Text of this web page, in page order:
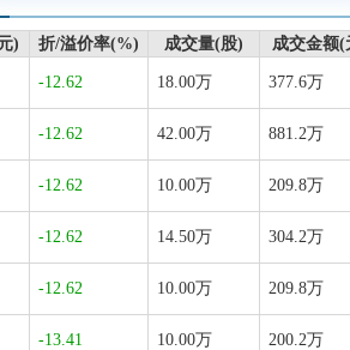
) 折/溢价率(%) 成交量(股) 成交金额(
-12.62 18.00万 377.6万
-12.62 42.00万 881.2万
-12.62 10.00万 209.8万
-12.62 14.50万 304.2万
-12.62 10.00万 209.8万
-13.41 10.00万 200.2万